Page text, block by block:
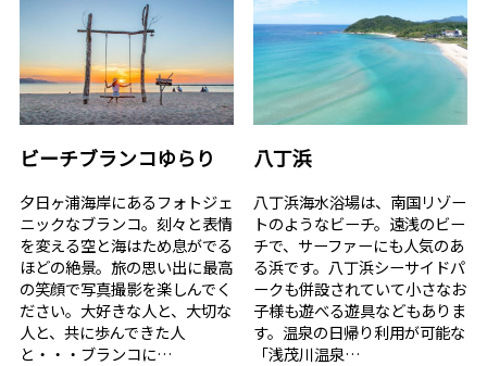
ビーチブランコゆらり
夕日ヶ浦海岸にあるフォトジェ
ニックなブランコ。刻々と表情
を変える空と海はため息がでる
ほどの絶景。旅の思い出に最高
の笑顔で写真撮影を楽しんでく
ださい。大好きな人と、大切な
人と、共に歩んできた人
と・・・ブランコに…
八丁浜
八丁浜海水浴場は、南国リゾー
トのようなビーチ。遠浅のビー
チで、サーファーにも人気のあ
る浜です。八丁浜シーサイドパ
ークも併設されていて小さなお
子様も遊べる遊具などもありま
す。温泉の日帰り利用が可能な
「浅茂川温泉…